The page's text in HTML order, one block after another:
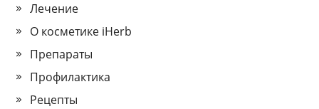
Лечение
О косметике iHerb
Препараты
Профилактика
Рецепты